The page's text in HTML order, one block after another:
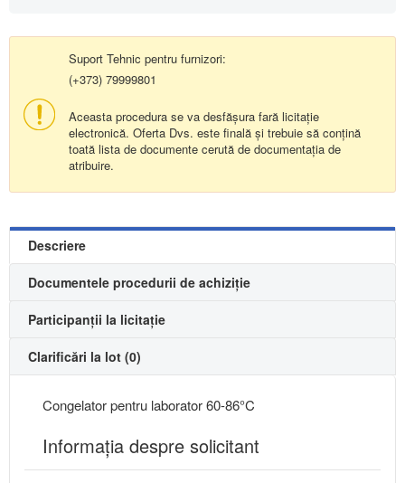
Suport Tehnic pentru furnizori:
(+373) 79999801
Aceasta procedura se va desfășura fară licitație
electronică. Oferta Dvs. este finală și trebuie să conțină
toată lista de documente cerută de documentația de
atribuire.
Descriere
Documentele procedurii de achiziție
Participanții la licitație
Clarificări la lot (0)
Congelator pentru laborator 60-86°C
Informaţia despre solicitant